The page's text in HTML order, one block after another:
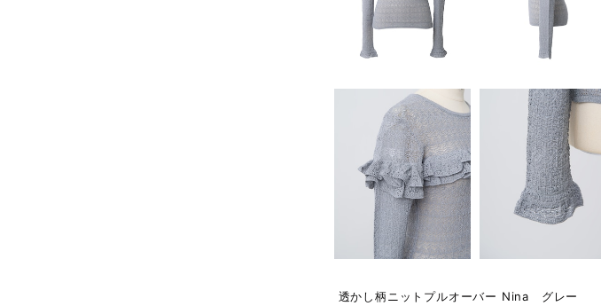
透かし柄ニットプルオーバー Nina グレー